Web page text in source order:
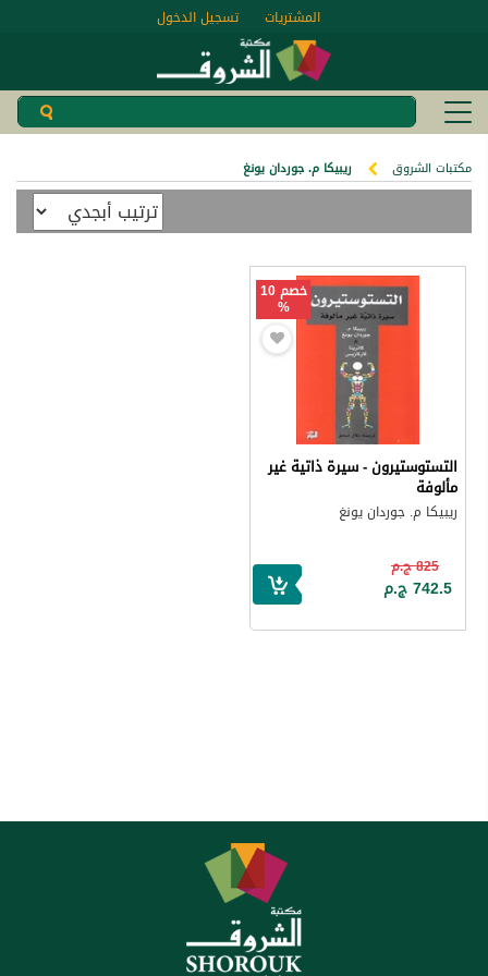
تسجيل الدخول المشتريات
مكتبات الشروق ريبيكا م. جوردان يونغ
خصم 10
%
التستوستيرون - سيرة ذاتية غير
مألوفة
ريبيكا م. جوردان يونغ
825 ج.م
742.5 ج.م